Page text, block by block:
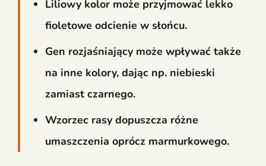
Liliowy kolor może przyjmować lekko
fioletowe odcienie w słońcu.
Gen rozjaśniający może wpływać także
na inne kolory, dając np. niebieski
zamiast czarnego.
Wzorzec rasy dopuszcza różne
umaszczenia oprócz marmurkowego.